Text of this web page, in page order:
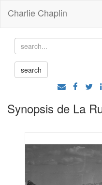
Charlie Chaplin
Synopsis de La